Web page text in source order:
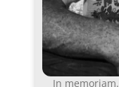
In memoriam.